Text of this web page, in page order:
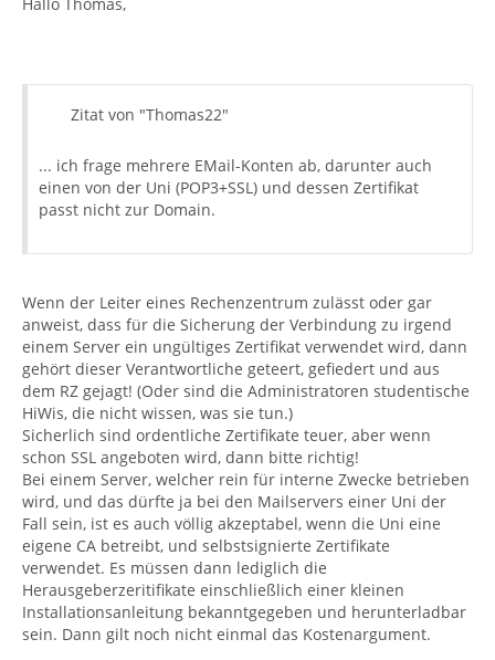
Zitat von "Thomas22"
... ich frage mehrere EMail-Konten ab, darunter auch
einen von der Uni (POP3+SSL) und dessen Zertifikat
passt nicht zur Domain.
Wenn der Leiter eines Rechenzentrum zulässt oder gar
anweist, dass für die Sicherung der Verbindung zu irgend
einem Server ein ungültiges Zertifikat verwendet wird, dann
gehört dieser Verantwortliche geteert, gefiedert und aus
dem RZ gejagt! (Oder sind die Administratoren studentische
HiWis, die nicht wissen, was sie tun.)
Sicherlich sind ordentliche Zertifikate teuer, aber wenn
schon SSL angeboten wird, dann bitte richtig!
Bei einem Server, welcher rein für interne Zwecke betrieben
wird, und das dürfte ja bei den Mailservers einer Uni der
Fall sein, ist es auch völlig akzeptabel, wenn die Uni eine
eigene CA betreibt, und selbstsignierte Zertifikate
verwendet. Es müssen dann lediglich die
Herausgeberzeritifikate einschließlich einer kleinen
Installationsanleitung bekanntgegeben und herunterladbar
sein. Dann gilt noch nicht einmal das Kostenargument.